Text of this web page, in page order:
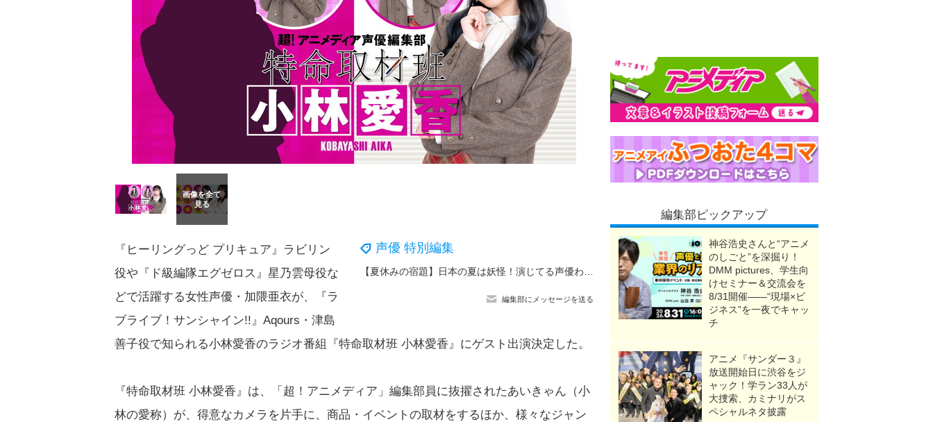
声優 特別編集
編集部にメッセージを送る
『ヒーリングっど プリキュア』ラビリン
役や『ド級編隊エグゼロス』星乃雲母役な
どで活躍する女性声優・加隈亜衣が、『ラ
ブライブ！サンシャイン!!』Aqours・津島
善子役で知られる小林愛香のラジオ番組『特命取材班 小林愛香』にゲスト出演決定した。
『特命取材班 小林愛香』は、「超！アニメディア」編集部員に抜擢されたあいきゃん（小
林の愛称）が、得意なカメラを片手に、商品・イベントの取材をするほか、様々なジャン
編集部ピックアップ
神谷浩史さんと“アニメ
のしごと”を深掘り！
DMM pictures、学生向
けセミナー＆交流会を
8/31開催――“現場×ビ
ジネス”を一夜でキャッ
チ
アニメ『サンダー３』
放送開始日に渋谷をジ
ャック！学ラン33人が
大捜索、カミナリがス
ペシャルネタ披露